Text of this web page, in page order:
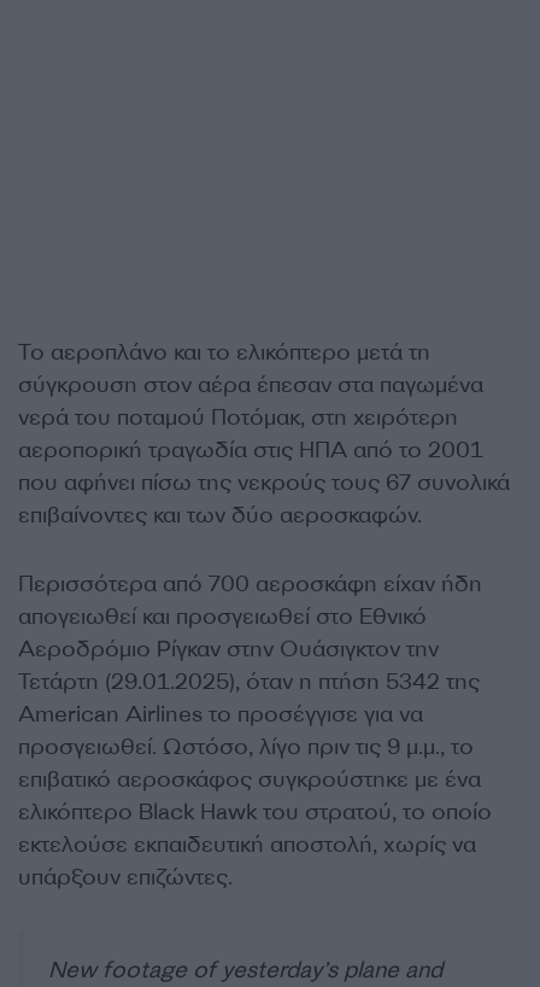
Το αεροπλάνο και το ελικόπτερο μετά τη
σύγκρουση στον αέρα έπεσαν στα παγωμένα
νερά του ποταμού Ποτόμακ, στη χειρότερη
αεροπορική τραγωδία στις ΗΠΑ από το 2001
που αφήνει πίσω της νεκρούς τους 67 συνολικά
επιβαίνοντες και των δύο αεροσκαφών.
Περισσότερα από 700 αεροσκάφη είχαν ήδη
απογειωθεί και προσγειωθεί στο Εθνικό
Αεροδρόμιο Ρίγκαν στην Ουάσιγκτον την
Τετάρτη (29.01.2025), όταν η πτήση 5342 της
American Airlines το προσέγγισε για να
προσγειωθεί. Ωστόσο, λίγο πριν τις 9 μ.μ., το
επιβατικό αεροσκάφος συγκρούστηκε με ένα
ελικόπτερο Black Hawk του στρατού, το οποίο
εκτελούσε εκπαιδευτική αποστολή, χωρίς να
υπάρξουν επιζώντες.
New footage of yesterday’s plane and